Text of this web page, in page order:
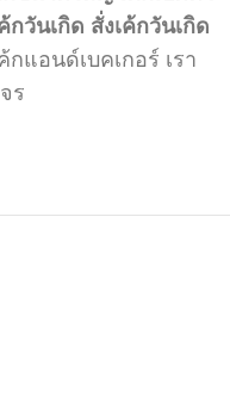
กวันเกิด สั่งเค้กวันเกิด
กแอนด์เบคเกอร์ เรา
ร